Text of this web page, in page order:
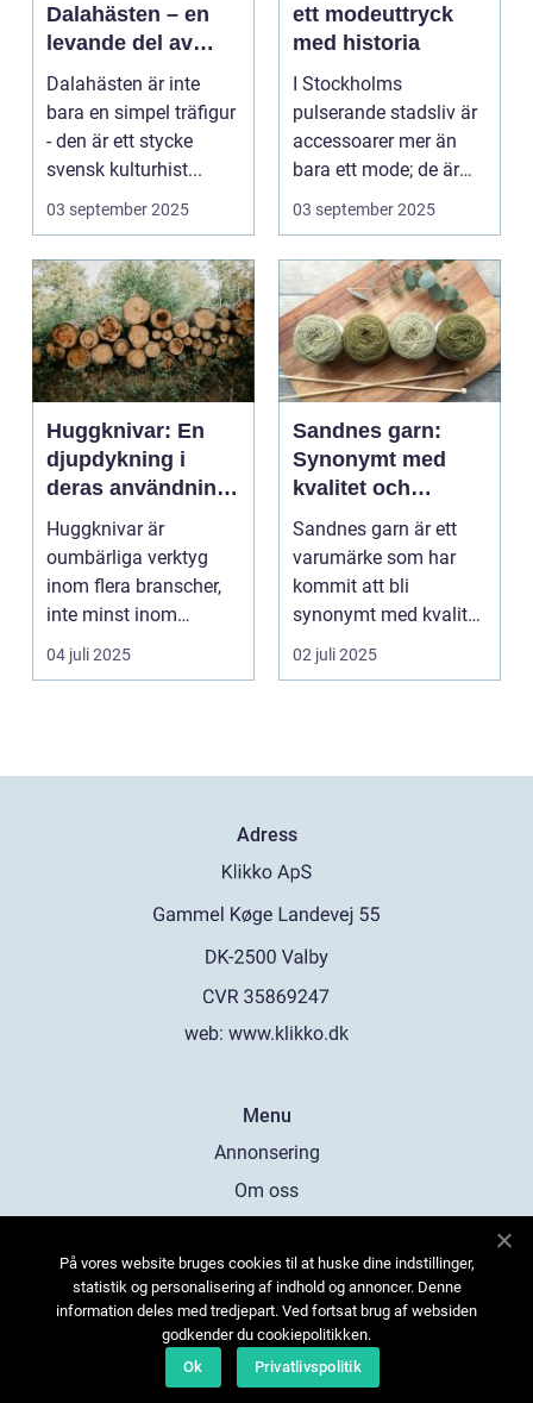
Dalahästen – en
levande del av
Sveriges
kulturhistoria.
Dalahästen är inte
bara en simpel träfigur
- den är ett stycke
svensk kulturhist...
03 september 2025
ett modeuttryck
med historia
I Stockholms
pulserande stadsliv är
accessoarer mer än
bara ett mode; de är
uttryck f...
03 september 2025
Huggknivar: En
djupdykning i
deras användning
och betydelse
Huggknivar är
oumbärliga verktyg
inom flera branscher,
inte minst inom
skogsindustrin och ...
04 juli 2025
Sandnes garn:
Synonymt med
kvalitet och
tradition
Sandnes garn är ett
varumärke som har
kommit att bli
synonymt med kvalitet
och tradition i...
02 juli 2025
Adress
web: www.klikko.dk
Menu
Annonsering
Om oss
Kontakta oss
Sitemap
På vores website bruges cookies til at huske dine indstillinger,
statistik og personalisering af indhold og annoncer. Denne
information deles med tredjepart. Ved fortsat brug af websiden
godkender du cookiepolitikken.
Ok
Privatlivspolitik